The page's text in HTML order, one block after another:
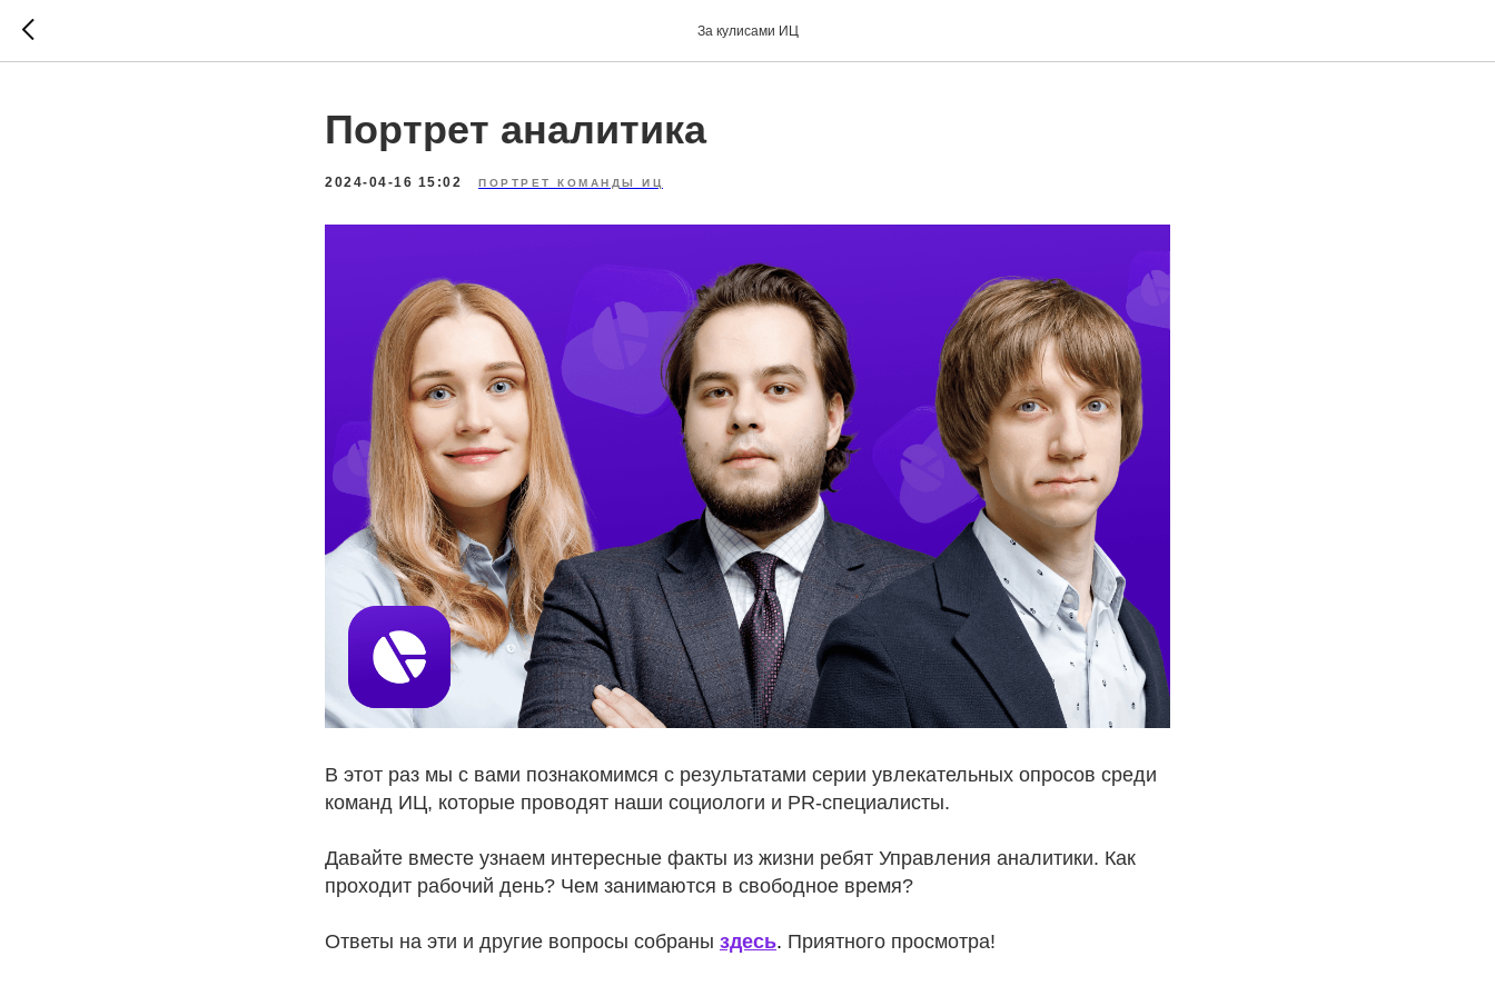
За кулисами ИЦ
Портрет аналитика
2024-04-16 15:02 ПОРТРЕТ КОМАНДЫ ИЦ
В этот раз мы с вами познакомимся с результатами серии увлекательных опросов среди
команд ИЦ, которые проводят наши социологи и PR-специалисты.
Давайте вместе узнаем интересные факты из жизни ребят Управления аналитики. Как
проходит рабочий день? Чем занимаются в свободное время?
Ответы на эти и другие вопросы собраны здесь. Приятного просмотра!